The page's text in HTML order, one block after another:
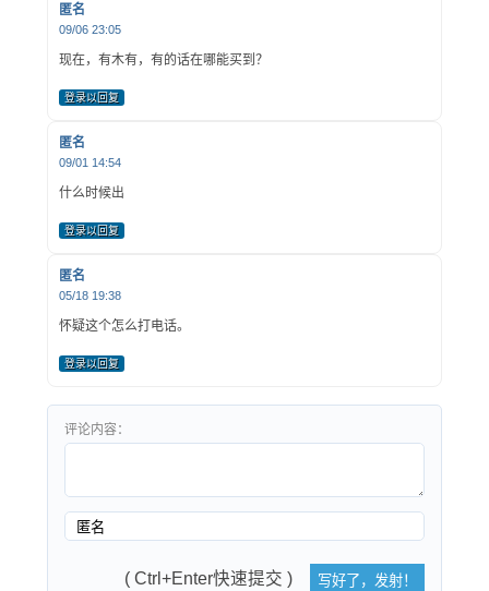
匿名
09/06 23:05
现在，有木有，有的话在哪能买到？
登录以回复
匿名
09/01 14:54
什么时候出
登录以回复
匿名
05/18 19:38
怀疑这个怎么打电话。
登录以回复
评论内容：
( Ctrl+Enter快速提交 )